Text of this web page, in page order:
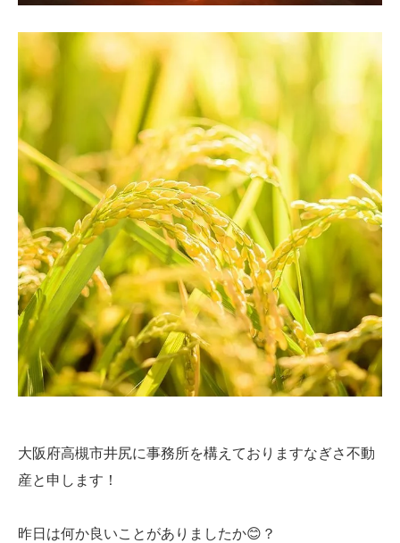
大阪府高槻市井尻に事務所を構えておりますなぎさ不動
産と申します！
昨日は何か良いことがありましたか😊？